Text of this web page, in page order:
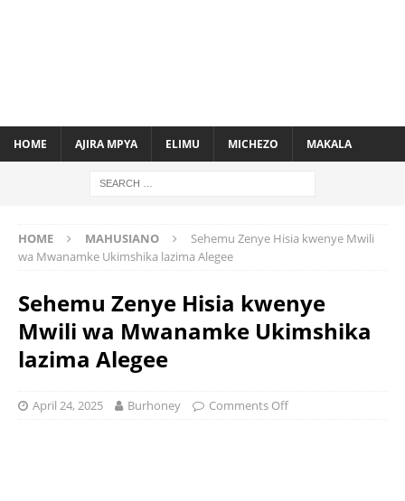
HOME AJIRA MPYA ELIMU MICHEZO MAKALA
HOME MAHUSIANO
Sehemu Zenye Hisia kwenye Mwili
wa Mwanamke Ukimshika lazima Alegee
Sehemu Zenye Hisia kwenye
Mwili wa Mwanamke Ukimshika
lazima Alegee
April 24, 2025 Burhoney Comments Off